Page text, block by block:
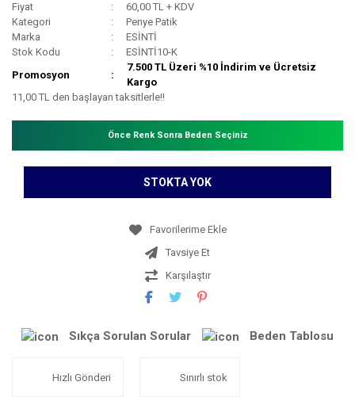
Fiyat
60,00 TL + KDV
Kategori
Penye Patik
Marka
ESİNTİ
Stok Kodu
ESİNTİ10-K
Promosyon
7.500 TL Üzeri %10 İndirim ve Ücretsiz
Kargo
11,00 TL den başlayan taksitlerle!!
Önce Renk Sonra Beden Seçiniz
STOKTA YOK
Tavsiye Et
Karşılaştır
Sıkça Sorulan Sorular Beden Tablosu
Hızlı Gönderi Sınırlı stok